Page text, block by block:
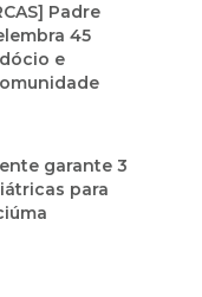
Padre
45
e
garante 3
para